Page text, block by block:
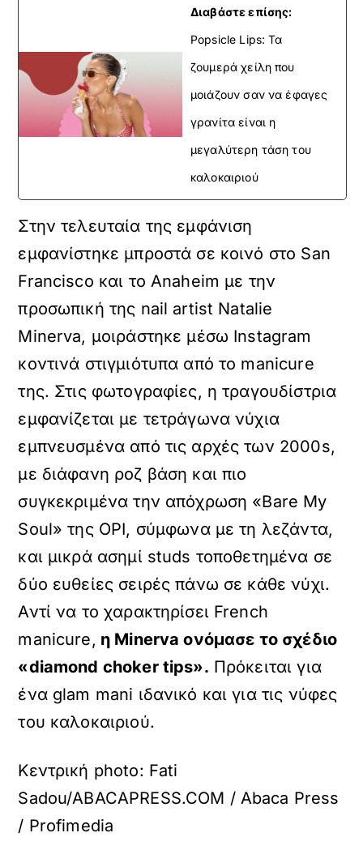
Διαβάστε επίσης:
Popsicle Lips: Τα
ζουμερά χείλη που
μοιάζουν σαν να έφαγες
γρανίτα είναι η
μεγαλύτερη τάση του
καλοκαιριού
Στην τελευταία της εμφάνιση
εμφανίστηκε μπροστά σε κοινό στο San
Francisco και το Anaheim με την
προσωπική της nail artist Natalie
Minerva, μοιράστηκε μέσω Instagram
κοντινά στιγμιότυπα από το manicure
της. Στις φωτογραφίες, η τραγουδίστρια
εμφανίζεται με τετράγωνα νύχια
εμπνευσμένα από τις αρχές των 2000s,
με διάφανη ροζ βάση και πιο
συγκεκριμένα την απόχρωση «Bare My
Soul» της OPI, σύμφωνα με τη λεζάντα,
και μικρά ασημί studs τοποθετημένα σε
δύο ευθείες σειρές πάνω σε κάθε νύχι.
Αντί να το χαρακτηρίσει French
manicure, η Minerva ονόμασε το σχέδιο
«diamond choker tips». Πρόκειται για
ένα glam mani ιδανικό και για τις νύφες
του καλοκαιριού.
Κεντρική photo: Fati
Sadou/ABACAPRESS.COM / Abaca Press
/ Profimedia